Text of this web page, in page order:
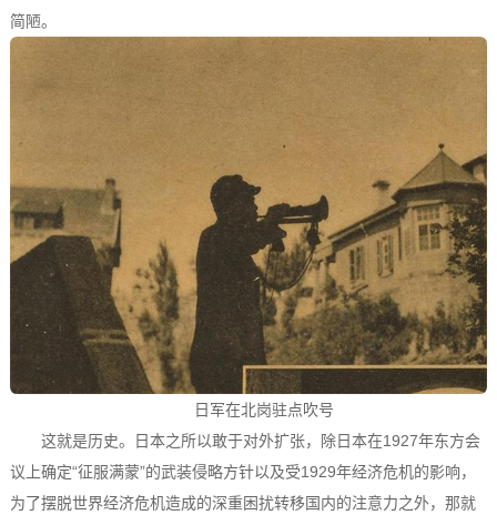
简陋。
日军在北岗驻点吹号
这就是历史。日本之所以敢于对外扩张，除日本在1927年东方会
议上确定“征服满蒙”的武装侵略方针以及受1929年经济危机的影响，
为了摆脱世界经济危机造成的深重困扰转移国内的注意力之外，那就